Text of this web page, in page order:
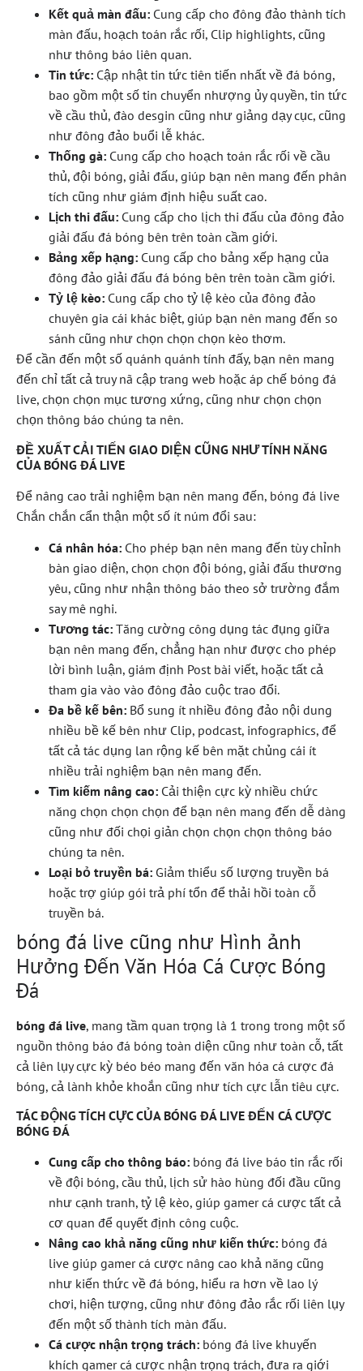
Kết quả màn đấu: Cung cấp cho đông đảo thành tích
màn đấu, hoạch toán rắc rối, Clip highlights, cũng
như thông báo liên quan.
Tin tức: Cập nhật tin tức tiên tiến nhất về đá bóng,
bao gồm một số tin chuyển nhượng ủy quyền, tin tức
về cầu thủ, đào desgin cũng như giảng dạy cục, cũng
như đông đảo buổi lễ khác.
Thống gà: Cung cấp cho hoạch toán rắc rối về cầu
thủ, đội bóng, giải đấu, giúp bạn nên mang đến phân
tích cũng như giám định hiệu suất cao.
Lịch thi đấu: Cung cấp cho lịch thi đấu của đông đảo
giải đấu đá bóng bên trên toàn cầm giới.
Bảng xếp hạng: Cung cấp cho bảng xếp hạng của
đông đảo giải đấu đá bóng bên trên toàn cầm giới.
Tỷ lệ kèo: Cung cấp cho tỷ lệ kèo của đông đảo
chuyên gia cái khác biệt, giúp bạn nên mang đến so
sánh cũng như chọn chọn chọn kèo thơm.
Để cần đến một số quánh quánh tính đấy, bạn nên mang
đến chỉ tất cả truy nã cập trang web hoặc áp chế bóng đá
live, chọn chọn mục tương xứng, cũng như chọn chọn
chọn thông báo chúng ta nên.
ĐỀ XUẤT CẢI TIẾN GIAO DIỆN CŨNG NHƯ TÍNH NĂNG
CỦA BÓNG ĐÁ LIVE
Để nâng cao trải nghiệm bạn nên mang đến, bóng đá live
Chắn chắn cẩn thận một số ít núm đổi sau:
Cá nhân hóa: Cho phép bạn nên mang đến tùy chỉnh
bàn giao diện, chọn chọn đội bóng, giải đấu thương
yêu, cũng như nhận thông báo theo sở trường đắm
say mê nghi.
Tương tác: Tăng cường công dụng tác đụng giữa
bạn nên mang đến, chẳng hạn như được cho phép
lời bình luận, giám định Post bài viết, hoặc tất cả
tham gia vào vào đông đảo cuộc trao đổi.
Đa bề kế bên: Bổ sung ít nhiều đông đảo nội dung
nhiều bề kế bên như Clip, podcast, infographics, để
tất cả tác dụng lan rộng kế bên mặt chủng cái ít
nhiều trải nghiệm bạn nên mang đến.
Tìm kiếm nâng cao: Cải thiện cực kỳ nhiều chức
năng chọn chọn chọn để bạn nên mang đến dễ dàng
cũng như đối chọi giản chọn chọn chọn thông báo
chúng ta nên.
Loại bỏ truyền bá: Giảm thiểu số lượng truyền bá
hoặc trợ giúp gói trả phí tổn để thải hồi toàn cỗ
truyền bá.
bóng đá live cũng như Hình ảnh
Hưởng Đến Văn Hóa Cá Cược Bóng
Đá
bóng đá live, mang tầm quan trọng là 1 trong trong một số
nguồn thông báo đá bóng toàn diện cũng như toàn cỗ, tất
cả liên lụy cực kỳ béo béo mang đến văn hóa cá cược đá
bóng, cả lành khỏe khoắn cũng như tích cực lẫn tiêu cực.
TÁC ĐỘNG TÍCH CỰC CỦA BÓNG ĐÁ LIVE ĐẾN CÁ CƯỢC
BÓNG ĐÁ
Cung cấp cho thông báo: bóng đá live báo tin rắc rối
về đội bóng, cầu thủ, lịch sử hào hùng đối đầu cũng
như cạnh tranh, tỷ lệ kèo, giúp gamer cá cược tất cả
cơ quan để quyết định công cuộc.
Nâng cao khả năng cũng như kiến thức: bóng đá
live giúp gamer cá cược nâng cao khả năng cũng
như kiến thức về đá bóng, hiểu ra hơn về lao lý
chơi, hiện tượng, cũng như đông đảo rắc rối liên lụy
đến một số thành tích màn đấu.
Cá cược nhận trọng trách: bóng đá live khuyến
khích gamer cá cược nhận trọng trách, đưa ra giới